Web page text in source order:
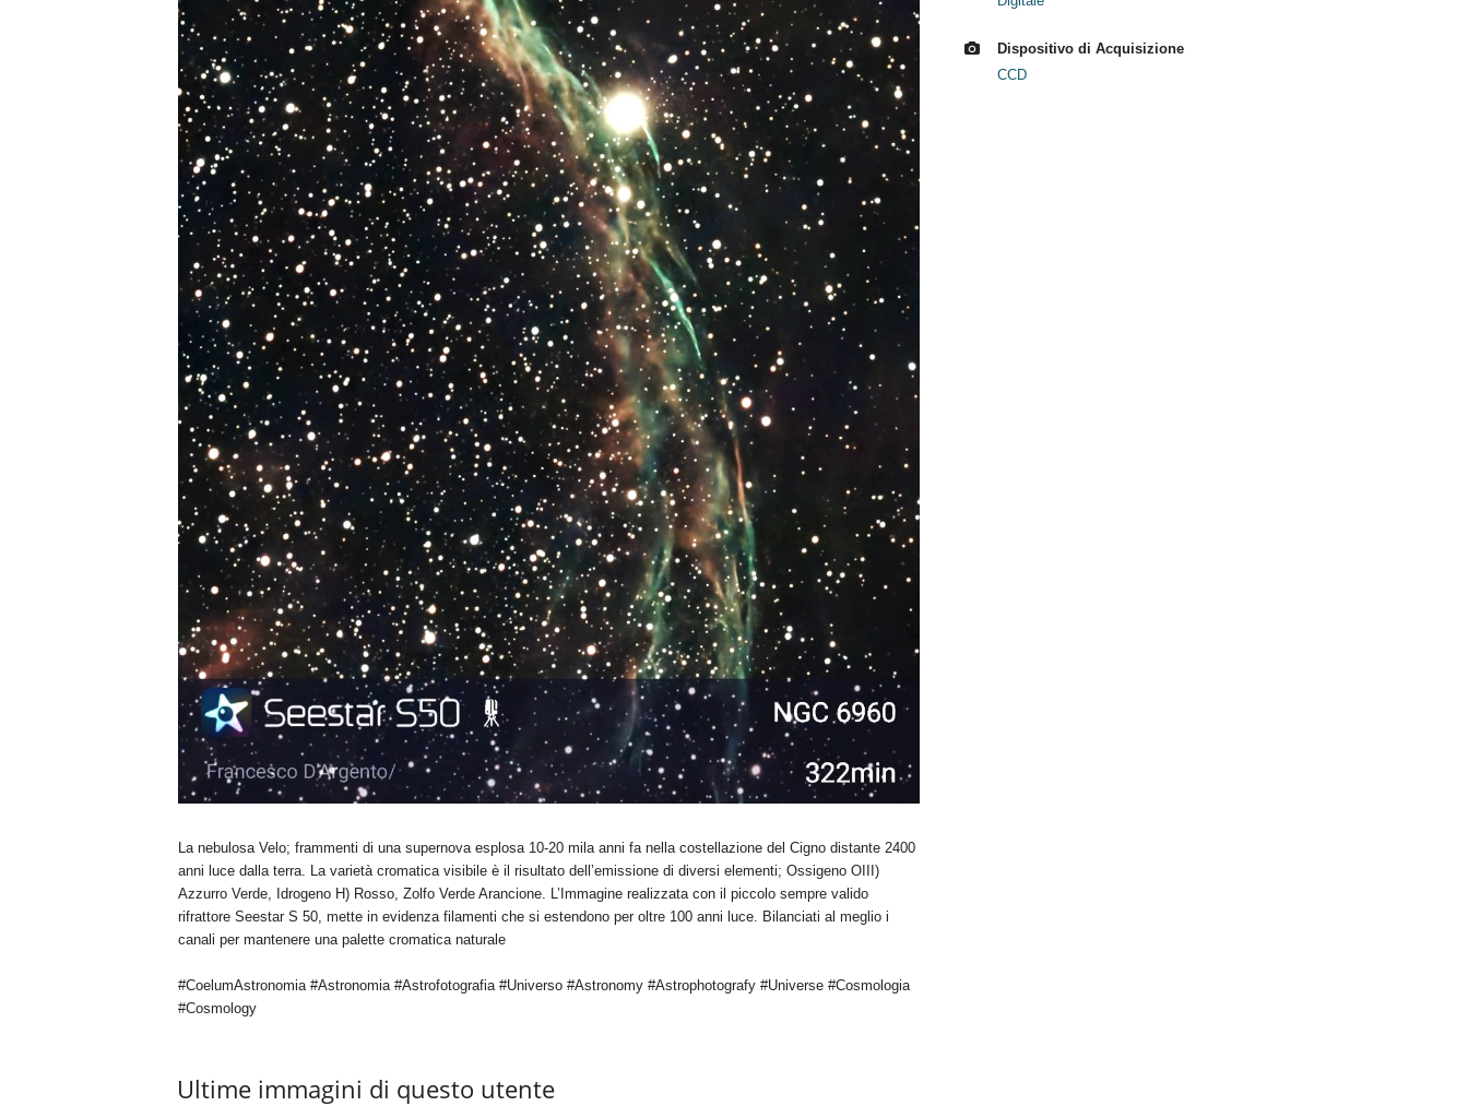
La nebulosa Velo; frammenti di una supernova esplosa 10-20 mila anni fa nella costellazione del Cigno distante 2400
anni luce dalla terra. La varietà cromatica visibile è il risultato dell’emissione di diversi elementi; Ossigeno OIII)
Azzurro Verde, Idrogeno H) Rosso, Zolfo Verde Arancione. L’Immagine realizzata con il piccolo sempre valido
rifrattore Seestar S 50, mette in evidenza filamenti che si estendono per oltre 100 anni luce. Bilanciati al meglio i
canali per mantenere una palette cromatica naturale
#CoelumAstronomia #Astronomia #Astrofotografia #Universo #Astronomy #Astrophotografy #Universe #Cosmologia
#Cosmology
Dispositivo di Acquisizione
CCD
Ultime immagini di questo utente